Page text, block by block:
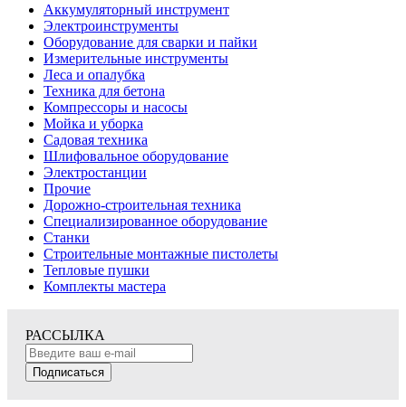
Аккумуляторный инструмент
Электроинструменты
Оборудование для сварки и пайки
Измерительные инструменты
Леса и опалубка
Техника для бетона
Компрессоры и насосы
Мойка и уборка
Садовая техника
Шлифовальное оборудование
Электростанции
Прочие
Дорожно-строительная техника
Специализированное оборудование
Станки
Строительные монтажные пистолеты
Тепловые пушки
Комплекты мастера
РАССЫЛКА
Подписаться